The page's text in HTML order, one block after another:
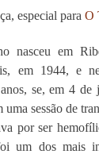
especial para O
nasceu em
em 1944, e
se, em 4 de
sessão de
por ser
um dos mais